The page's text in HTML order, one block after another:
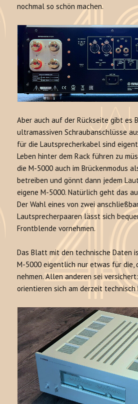
nochmal so schön machen.
Aber auch auf der Rückseite gibt es
ultramassiven Schraubanschlüsse
für die Lautsprecherkabel sind
Leben hinter dem Rack führen zu
die M-5000 auch im Brückenmodus
betreiben und gönnt dann jedem
eigene M-5000. Natürlich geht das
Der Wahl eines von zwei
Lautsprecherpaaren lässt sich
Frontblende vornehmen.
Das Blatt mit den technische Daten
M-5000 eigentlich nur etwas für die,
nehmen. Allen anderen sei
orientieren sich am derzeit technisch